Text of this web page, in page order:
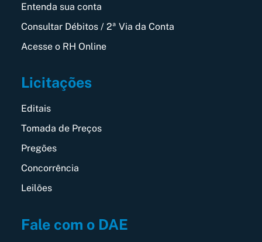
Entenda sua conta
Consultar Débitos / 2ª Via da Conta
Acesse o RH Online
Licitações
Editais
Tomada de Preços
Pregões
Concorrência
Leilões
Fale com o DAE